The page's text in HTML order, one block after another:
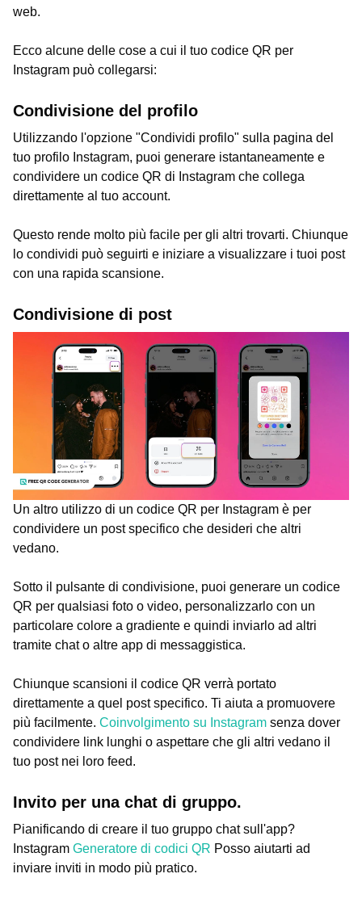
web.
Ecco alcune delle cose a cui il tuo codice QR per
Instagram può collegarsi:
Condivisione del profilo
Utilizzando l'opzione "Condividi profilo" sulla pagina del
tuo profilo Instagram, puoi generare istantaneamente e
condividere un codice QR di Instagram che collega
direttamente al tuo account.
Questo rende molto più facile per gli altri trovarti. Chiunque
lo condividi può seguirti e iniziare a visualizzare i tuoi post
con una rapida scansione.
Condivisione di post
Un altro utilizzo di un codice QR per Instagram è per
condividere un post specifico che desideri che altri
vedano.
Sotto il pulsante di condivisione, puoi generare un codice
QR per qualsiasi foto o video, personalizzarlo con un
particolare colore a gradiente e quindi inviarlo ad altri
tramite chat o altre app di messaggistica.
Chiunque scansioni il codice QR verrà portato
direttamente a quel post specifico. Ti aiuta a promuovere
più facilmente. Coinvolgimento su Instagram senza dover
condividere link lunghi o aspettare che gli altri vedano il
tuo post nei loro feed.
Invito per una chat di gruppo.
Pianificando di creare il tuo gruppo chat sull'app?
Instagram Generatore di codici QR Posso aiutarti ad
inviare inviti in modo più pratico.